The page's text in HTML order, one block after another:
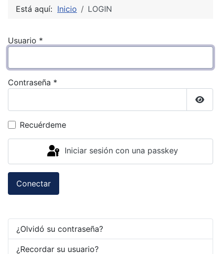
Está aquí: Inicio LOGIN
Usuario *
Contraseña *
Recuérdeme
Iniciar sesión con una passkey
Conectar
¿Olvidó su contraseña?
¿Recordar su usuario?